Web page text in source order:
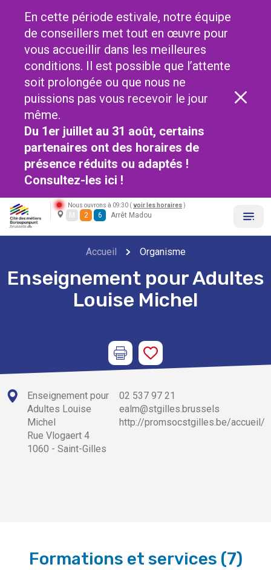
En cette période estivale, notre équipe
de conseillers met tout en œuvre pour
vous accueillir dans les meilleures
conditions. Il est possible que l’attente
soit prolongée ou que nous ne
puissions pas vous recevoir le jour
même.
Du 1er juillet au 31 août, certains
partenaires ont des horaires de
présence réduits ou adaptés !
Consultez-les ici !
Nous ouvrons à 09:30 ( voir les horaires )
M 2 6 Arrêt Madou
Accueil Organisme
Enseignement pour Adultes
Louise Michel
Enseignement pour
Adultes Louise
Michel
Rue Vlogaert 4
1060 - Saint-Gilles
02 537 97 21
ealm@stgilles.brussels
http://promsocstgilles.be/accueil/
Formations et services (7)